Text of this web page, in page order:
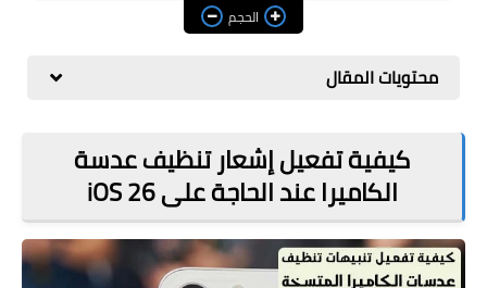
الربح من الانترنت
ذكاء اصطناعي
الحجم
محتويات المقال
كيفية تفعيل إشعار تنظيف عدسة
الكاميرا عند الحاجة على iOS 26